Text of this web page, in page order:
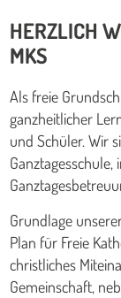
HERZLICH
MKS
Als freie
ganzheitlicher
und Schüler. Wir
Grundlage
Plan für Freie
christliches
Gemeinschaft,